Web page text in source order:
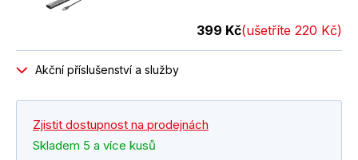
399 Kč(ušetříte 220 Kč)
Akční příslušenství a služby
Zjistit dostupnost na prodejnách
Skladem 5 a více kusů